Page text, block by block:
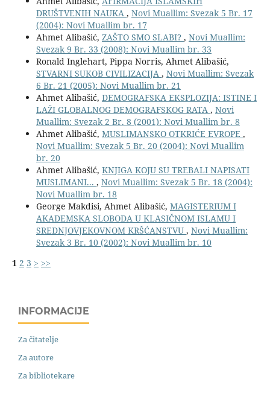
DRUŠTVENIH NAUKA , Novi Muallim: Svezak 5 Br. 17
(2004): Novi Muallim br. 17
Ahmet Alibašić, ZAŠTO SMO SLABI? , Novi Muallim:
Svezak 9 Br. 33 (2008): Novi Muallim br. 33
Ronald Inglehart, Pippa Norris, Ahmet Alibašić,
STVARNI SUKOB CIVILIZACIJA , Novi Muallim: Svezak
6 Br. 21 (2005): Novi Muallim br. 21
Ahmet Alibašić, DEMOGRAFSKA EKSPLOZIJA: ISTINE I
LAŽI GLOBALNOG DEMOGRAFSKOG RATA , Novi
Muallim: Svezak 2 Br. 8 (2001): Novi Muallim br. 8
Ahmet Alibašić, MUSLIMANSKO OTKRIĆE EVROPE ,
Novi Muallim: Svezak 5 Br. 20 (2004): Novi Muallim
br. 20
Ahmet Alibašić, KNJIGA KOJU SU TREBALI NAPISATI
MUSLIMANI... , Novi Muallim: Svezak 5 Br. 18 (2004):
Novi Muallim br. 18
George Makdisi, Ahmet Alibašić, MAGISTERIUM I
AKADEMSKA SLOBODA U KLASIČNOM ISLAMU I
SREDNJOVJEKOVNOM KRŠĆANSTVU , Novi Muallim:
Svezak 3 Br. 10 (2002): Novi Muallim br. 10
1 2 3 > >>
INFORMACIJE
Za čitatelje
Za autore
Za bibliotekare